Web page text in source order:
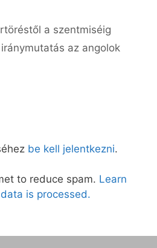
a szentmiséig
az angolok
be kell jelentkezni.
to reduce spam. Learn
is processed.